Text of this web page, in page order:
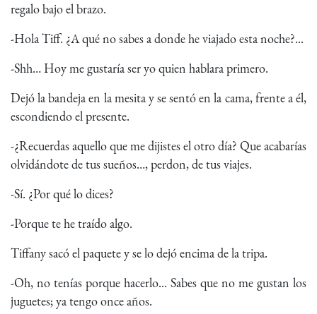
regalo bajo el brazo.
-Hola Tiff. ¿A qué no sabes a donde he viajado esta noche?...
-Shh… Hoy me gustaría ser yo quien hablara primero.
Dejó la bandeja en la mesita y se sentó en la cama, frente a él,
escondiendo el presente.
-¿Recuerdas aquello que me dijistes el otro día? Que acabarías
olvidándote de tus sueños…, perdon, de tus viajes.
-Sí. ¿Por qué lo dices?
-Porque te he traído algo.
Tiffany sacó el paquete y se lo dejó encima de la tripa.
-Oh, no tenías porque hacerlo... Sabes que no me gustan los
juguetes; ya tengo once años.